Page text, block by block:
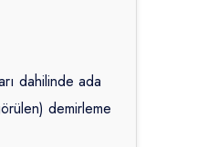
dahilinde ada
demirleme